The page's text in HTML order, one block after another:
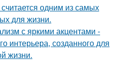
одним из самых
для жизни.
с яркими акцентами -
интерьера, созданного для
жизни.